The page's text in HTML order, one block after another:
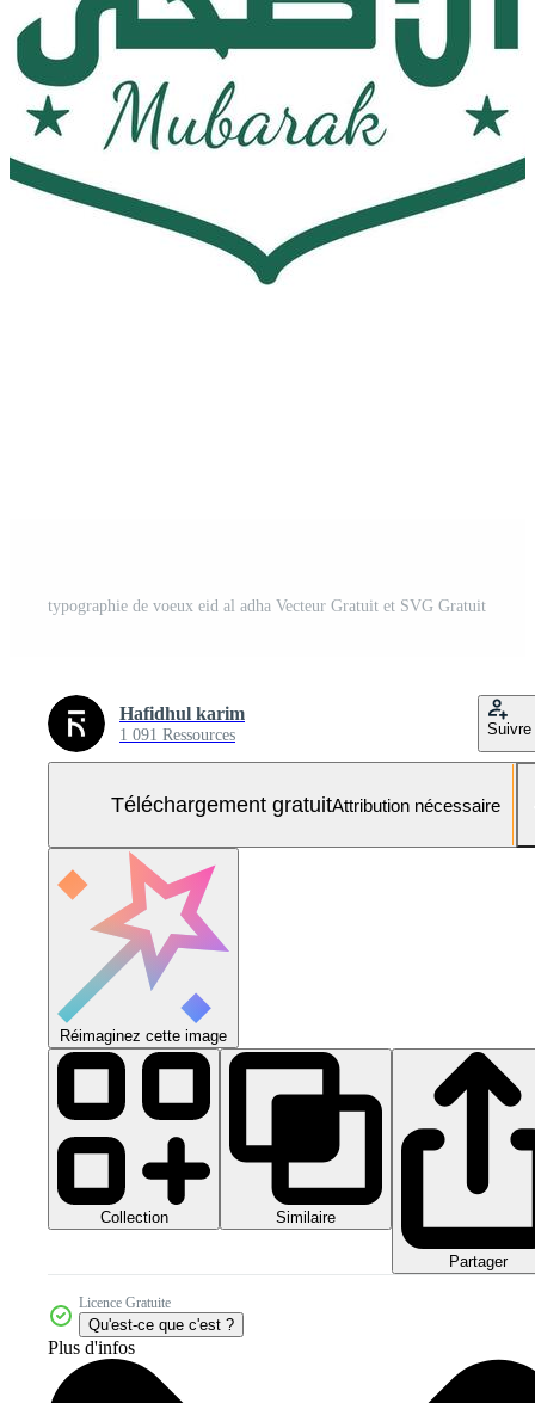
typographie de voeux eid al adha Vecteur Gratuit et SVG Gratuit
Hafidhul karim
1 091 Ressources Suivre
Téléchargement gratuitAttribution nécessaire
Réimaginez cette image
Collection Similaire
Partager
Licence Gratuite
Qu'est-ce que c'est ?
Plus d'infos